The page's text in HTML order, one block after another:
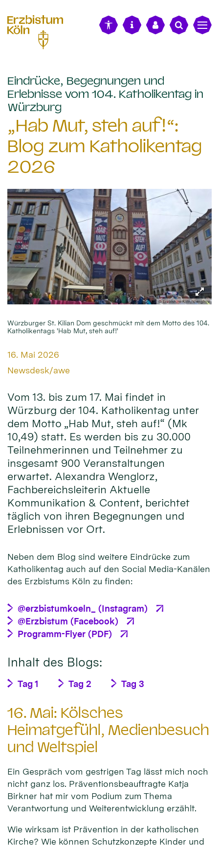
Eindrücke, Begegnungen und
Erlebnisse vom 104. Katholikentag in
Würzburg
„Hab Mut, steh auf!“:
Blog zum Katholikentag
2026
© Erzbistum Köln/Wenglorz
Würzburger St. Kilian Dom geschmückt mit dem Motto des 104.
Katholikentags 'Hab Mut, steh auf!'
Datum:
16. Mai 2026
Von:
Newsdesk/awe
Vom 13. bis zum 17. Mai findet in
Würzburg der 104. Katholikentag unter
dem Motto „Hab Mut, steh auf!“ (Mk
10,49) statt. Es werden bis zu 30.000
Teilnehmerinnen und Teilnehmer zu
insgesamt 900 Veranstaltungen
erwartet. Alexandra Wenglorz,
Fachbereichsleiterin Aktuelle
Kommunikation & Content, berichtet
täglich von ihren Begegnungen und
Erlebnissen vor Ort.
Neben dem Blog sind weitere Eindrücke zum
Katholikentag auch auf den Social Media-Kanälen
des Erzbistums Köln zu finden:
@erzbistumkoeln_ (Instagram)
@Erzbistum (Facebook)
Programm-Flyer (PDF)
Inhalt des Blogs:
Tag 1 Tag 2 Tag 3
16. Mai: Kölsches
Heimatgefühl, Medienbesuch
und Weltspiel
Ein Gespräch vom gestrigen Tag lässt mich noch
nicht ganz los. Präventionsbeauftragte Katja
Birkner hat mir vom Podium zum Thema
Verantwortung und Weiterentwicklung erzählt.
Wie wirksam ist Prävention in der katholischen
Kirche? Wie können Schutzkonzepte Kinder und